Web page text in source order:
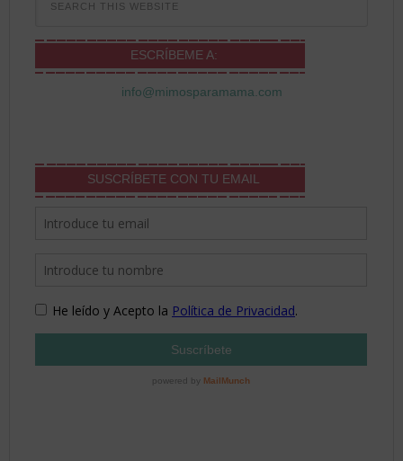
ESCRÍBEME A:
info@mimosparamama.com
SUSCRÍBETE CON TU EMAIL